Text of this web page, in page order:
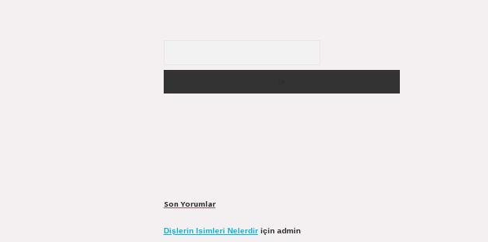
Son Yorumlar
Dişlerin Isimleri Nelerdiriçin admin